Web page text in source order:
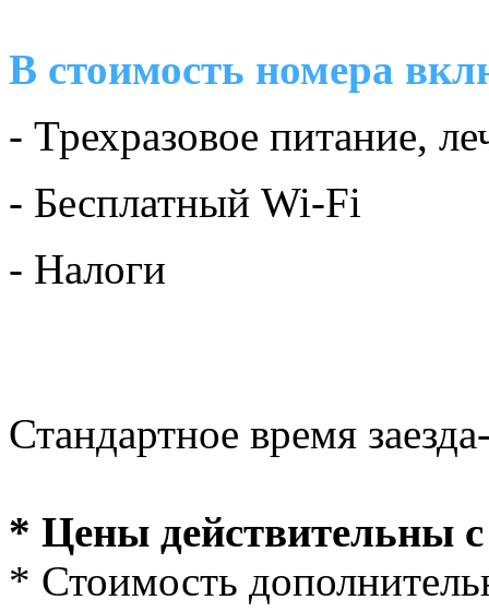
В стоимость номера
- Трехразовое питание,
- Бесплатный Wi-Fi
- Налоги
Стандартное время
* Цены действительны
* Стоимость